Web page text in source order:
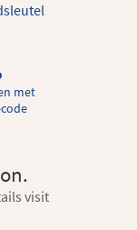
met
visit